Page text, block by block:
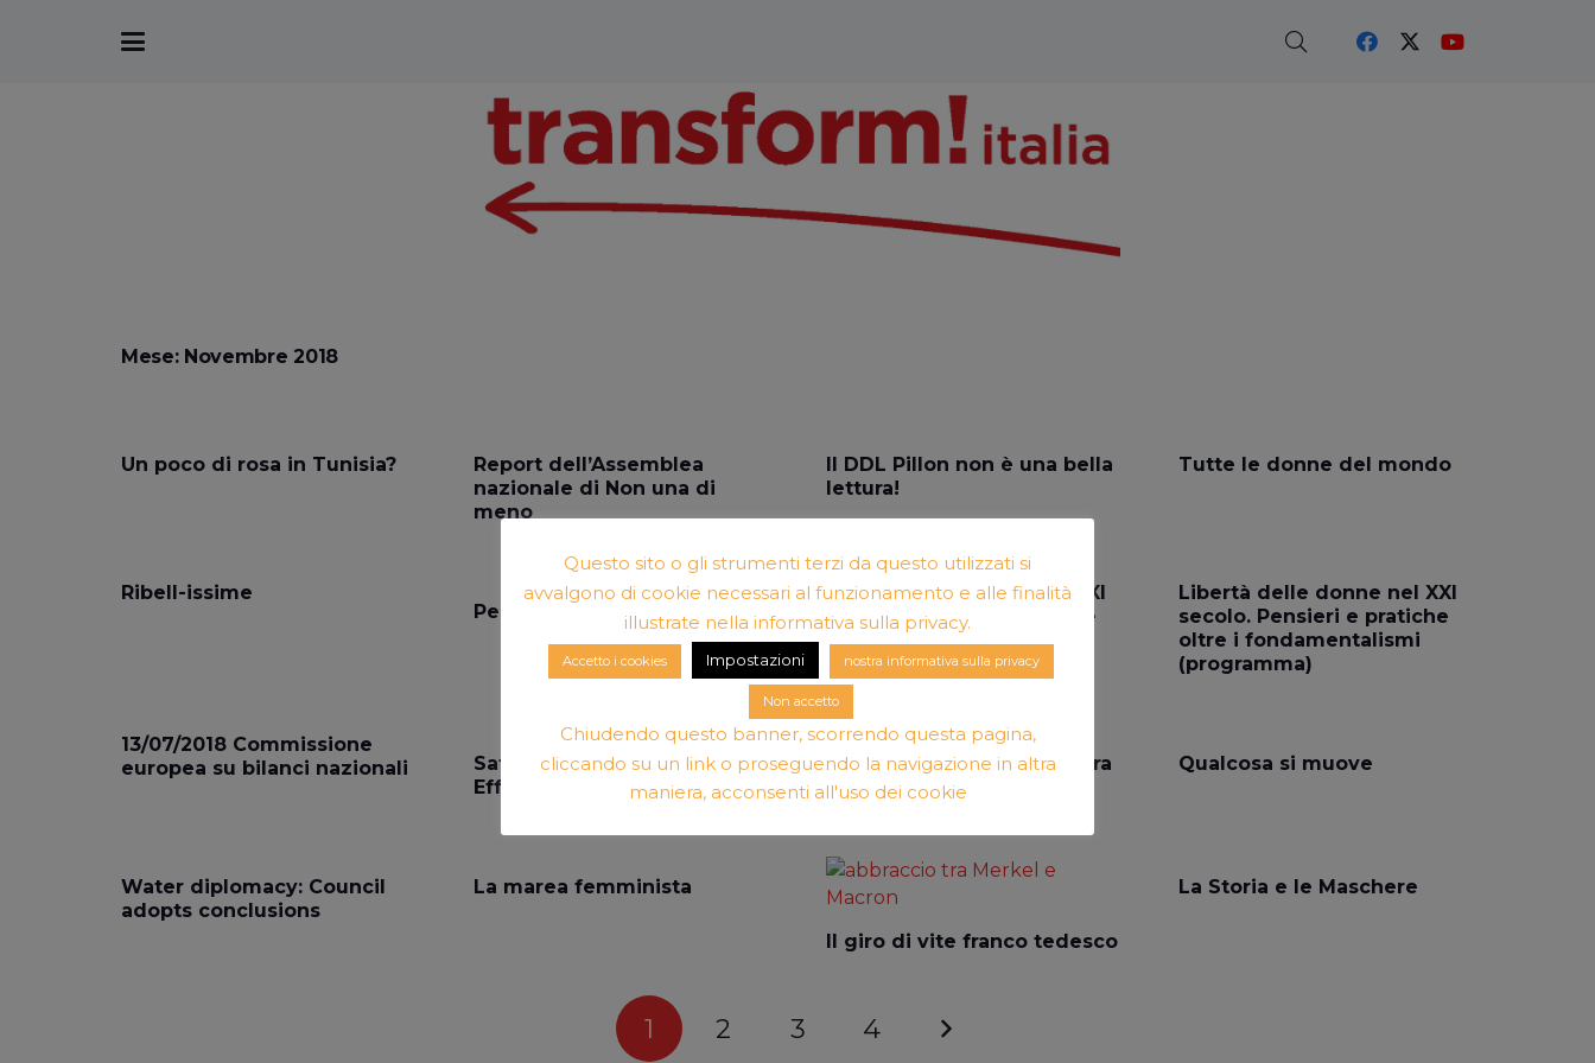
Mese: Novembre 2018
Un poco di rosa in Tunisia?
Report dell’Assemblea
nazionale di Non una di
meno
Il DDL Pillon non è una bella
lettura!
Tutte le donne del mondo
Ribell-issime
Per un’Europa femminista
Libertà delle Donne nel XXI
secolo. Pensieri e pratiche
oltre i fondamentalismi –
resoconti
Libertà delle donne nel XXI
secolo. Pensieri e pratiche
oltre i fondamentalismi
(programma)
13/07/2018 Commissione
europea su bilanci nazionali
Satisfaction Lies in the
Effort
La disuguaglianza si impara
a scuola
Qualcosa si muove
Water diplomacy: Council
adopts conclusions
La marea femminista
Il giro di vite franco tedesco
La Storia e le Maschere
1 2 3 4
Questo sito o gli strumenti terzi da questo utilizzati si
avvalgono di cookie necessari al funzionamento e alle finalità
illustrate nella informativa sulla privacy.
Accetto i cookies Impostazioni nostra informativa sulla privacy
Non accetto
Chiudendo questo banner, scorrendo questa pagina,
cliccando su un link o proseguendo la navigazione in altra
maniera, acconsenti all'uso dei cookie